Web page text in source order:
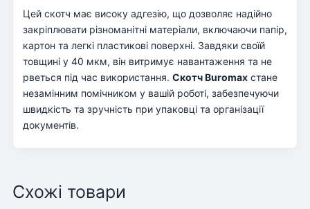
Цей скотч має високу адгезію, що дозволяє надійно
закріплювати різноманітні матеріали, включаючи папір,
картон та легкі пластикові поверхні. Завдяки своїй
товщині у 40 мкм, він витримує навантаження та не
рветься під час використання. Скотч Buromax стане
незамінним помічником у вашій роботі, забезпечуючи
швидкість та зручність при упаковці та організації
документів.
Схожі товари